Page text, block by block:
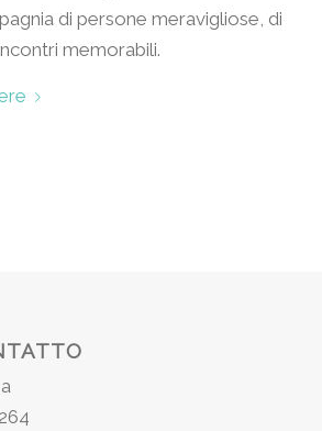
di persone meravigliose, di
memorabili.